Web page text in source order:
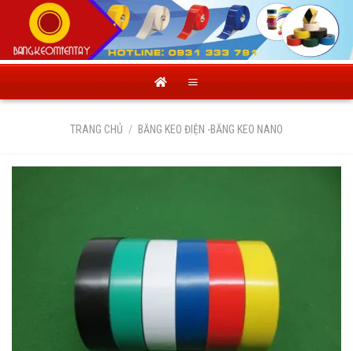
content
TRANG CHỦ / BĂNG KEO ĐIỆN -BĂNG KEO NANO